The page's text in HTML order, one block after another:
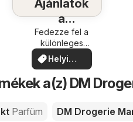
Ajánlatok
a
közelében
Fedezze fel a
különleges
ajánlatokat
Helyi
ajánlatok
a(z) DM
Parfüm DM Drogerie